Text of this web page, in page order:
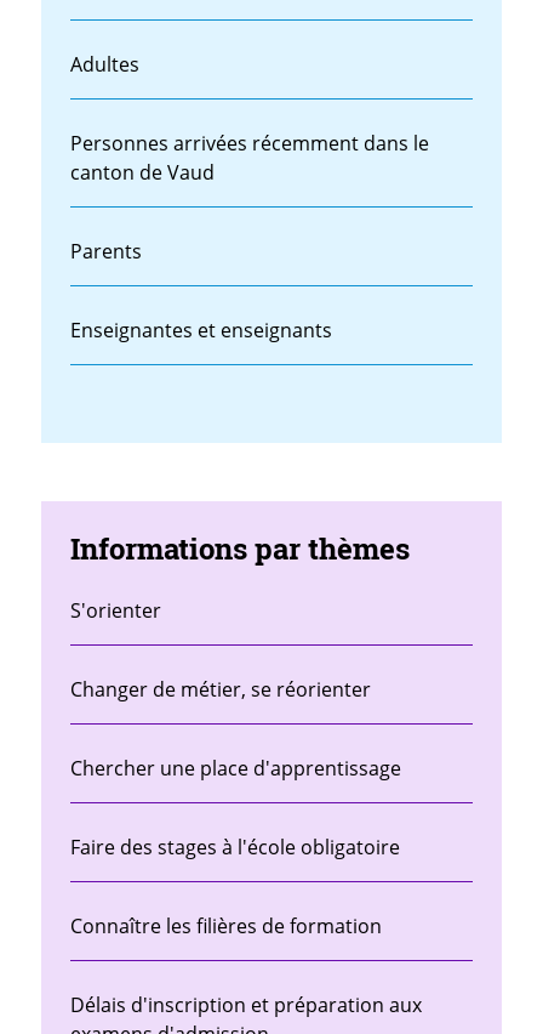
Adultes
Personnes arrivées récemment dans le
canton de Vaud
Parents
Enseignantes et enseignants
Informations par thèmes
S'orienter
Changer de métier, se réorienter
Chercher une place d'apprentissage
Faire des stages à l'école obligatoire
Connaître les filières de formation
Délais d'inscription et préparation aux